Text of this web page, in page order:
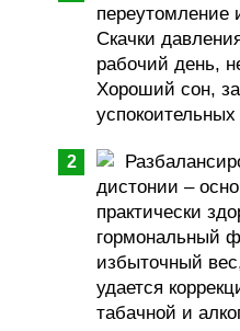
переутомление
Скачки
рабочий день,
Хороший сон,
дистонии –
практически
гормональный
избыточный
удается
табачной и